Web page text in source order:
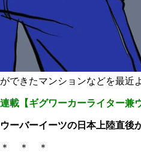
ができたマンションなどを最近
連載【ギグワーカーライター兼
ウーバーイーツの日本上陸直後
＊ ＊ ＊